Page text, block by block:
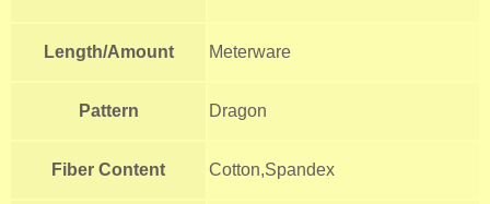
Length/Amount Meterware
Pattern Dragon
Fiber Content Cotton,Spandex